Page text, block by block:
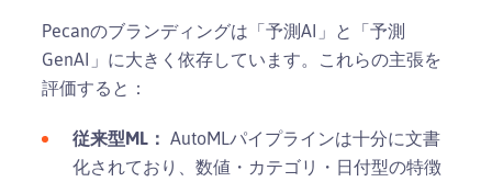
Pecanのブランディングは「予測AI」と「予測
GenAI」に大きく依存しています。これらの主張を
評価すると：
従来型ML： AutoMLパイプラインは十分に文書
化されており、数値・カテゴリ・日付型の特徴